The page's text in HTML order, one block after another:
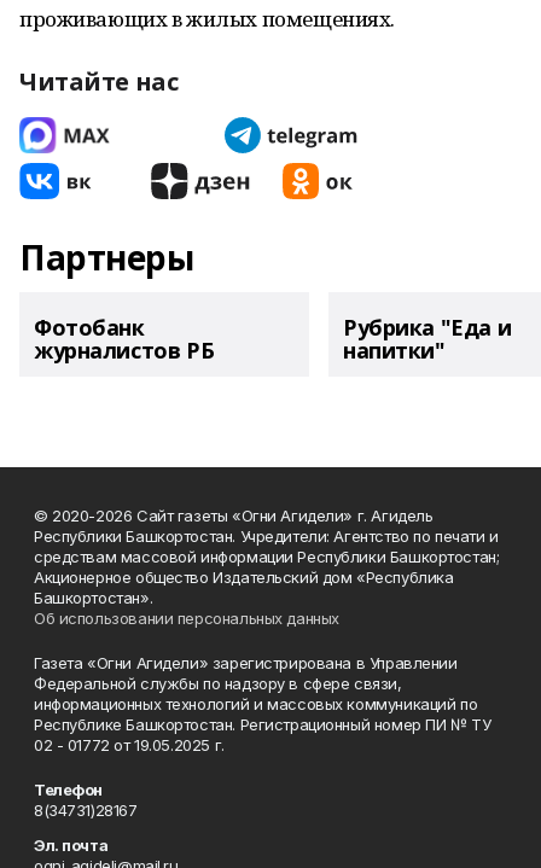
проживающих в жилых помещениях.
Читайте нас
Партнеры
Фотобанк
журналистов РБ
Рубрика "Еда и
напитки"
© 2020-2026 Сайт газеты «Огни Агидели» г. Агидель
Республики Башкортостан. Учредители: Агентство по печати и
средствам массовой информации Республики Башкортостан;
Акционерное общество Издательский дом «Республика
Башкортостан».
Об использовании персональных данных
Газета «Огни Агидели» зарегистрирована в Управлении
Федеральной службы по надзору в сфере связи,
информационных технологий и массовых коммуникаций по
Республике Башкортостан. Регистрационный номер ПИ № ТУ
02 - 01772 от 19.05.2025 г.
Телефон
8(34731)28167
Эл. почта